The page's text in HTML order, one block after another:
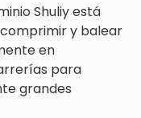
Shuliy está
y balear
en
para
grandes